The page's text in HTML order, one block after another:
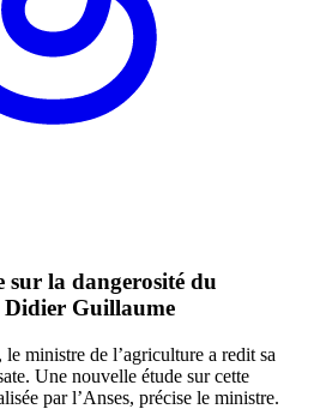
sur la dangerosité du
Didier Guillaume
ministre de l’agriculture a redit sa
Une nouvelle étude sur cette
par l’Anses, précise le ministre.